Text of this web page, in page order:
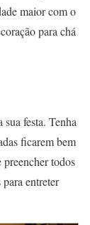
maior com o
para chá
festa. Tenha
ficarem bem
preencher todos
entreter